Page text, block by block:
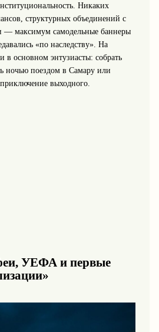
Никаких
структурных объединений с
— максимум самодельные баннеры
«по наследству». На
в основном энтузиасты: собрать
ночью поездом в Самару или
выходного.
УЕФА и первые